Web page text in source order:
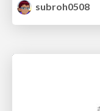
subroh0508